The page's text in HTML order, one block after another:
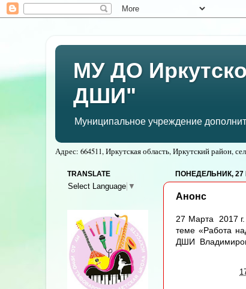
МУ ДО
ДШИ"
Муниципальное учреждение
Адрес: 664511, Иркутская область, Иркутский район,
ПОНЕДЕЛЬНИК, 27
Анонс
27 Марта 2017 г.
теме «Работа
ДШИ
TRANSLATE
Select Language ▼